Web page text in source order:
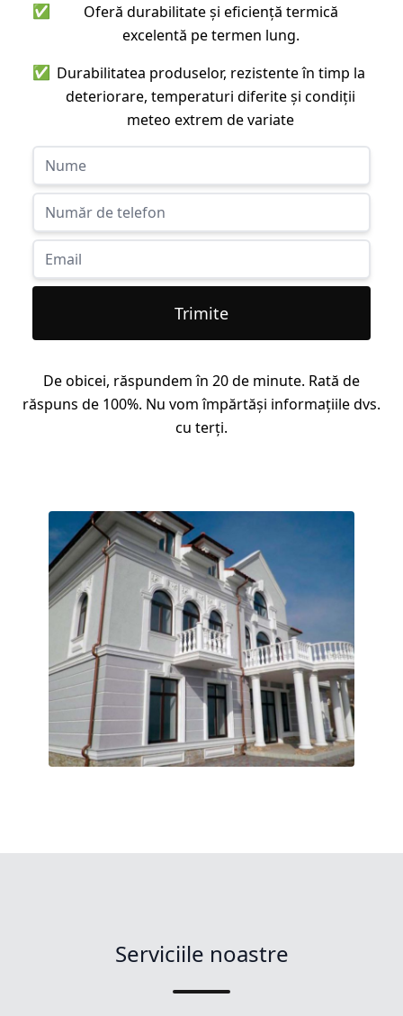
✅
Oferă durabilitate și eficiență termică
excelentă pe termen lung.
✅ Durabilitatea produselor, rezistente în timp la
deteriorare, temperaturi diferite și condiții
meteo extrem de variate
Trimite
De obicei, răspundem în 20 de minute. Rată de
răspuns de 100%. Nu vom împărtăși informațiile dvs.
cu terți.
Serviciile noastre